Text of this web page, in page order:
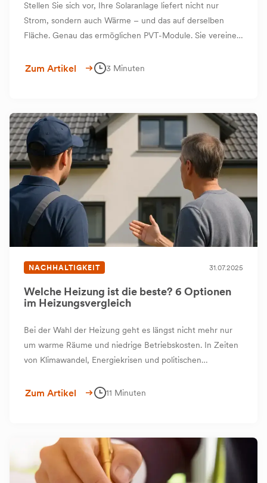
Stellen Sie sich vor, Ihre Solaranlage liefert nicht nur
Strom, sondern auch Wärme – und das auf derselben
Fläche. Genau das ermöglichen PVT-Module. Sie vereinen
Modul.
Zum Artikel 3 Minuten
NACHHALTIGKEIT 31.07.2025
Welche Heizung ist die beste? 6 Optionen
im Heizungsvergleich
Bei der Wahl der Heizung geht es längst nicht mehr nur
um warme Räume und niedrige Betriebskosten. In Zeiten
von Klimawandel, Energiekrisen und politischen
Entscheidung mit weitreichenden Folgen – für Ihren
Zum Artikel 11 Minuten